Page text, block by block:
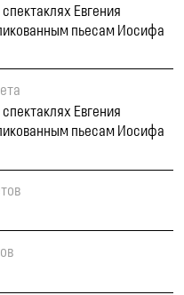
Евгения
пьесам Иосифа
Евгения
пьесам Иосифа